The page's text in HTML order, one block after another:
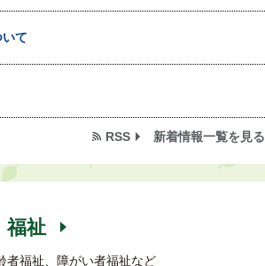
て
RSS 新着情報一覧を見る
福祉
者福祉、障がい者福祉など